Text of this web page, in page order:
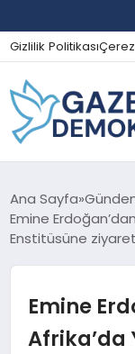
Gizlilik Politikası
GÜNDEM
EKONOMI
SPOR
Ana Sayfa
Emine
Enstitüsüne ziyaret
Emine
Afrika’da